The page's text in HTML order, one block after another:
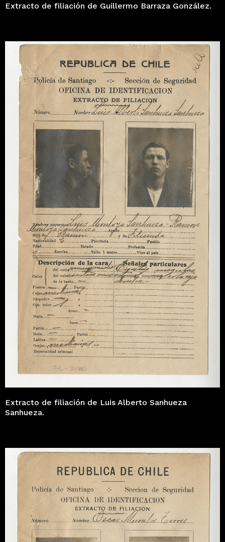
Extracto de filiación de Guillermo Barraza González.
Extracto de filiación de Luis Alberto Sanhueza
Sanhueza.